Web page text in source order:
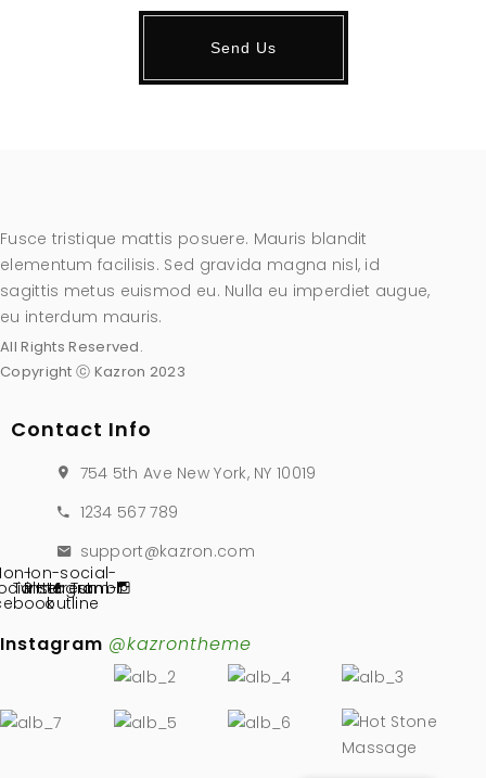
Fusce tristique mattis posuere. Mauris blandit
elementum facilisis. Sed gravida magna nisl, id
sagittis metus euismod eu. Nulla eu imperdiet augue,
eu interdum mauris.
All Rights Reserved.
Copyright ⓒ Kazron 2023
Contact Info
754 5th Ave New York, NY 10019
1234 567 789
support@kazron.com
Ion-
Twitter
Pinterest
Ion-social-
instagram-
outline
Tumblr
Instagram @kazrontheme